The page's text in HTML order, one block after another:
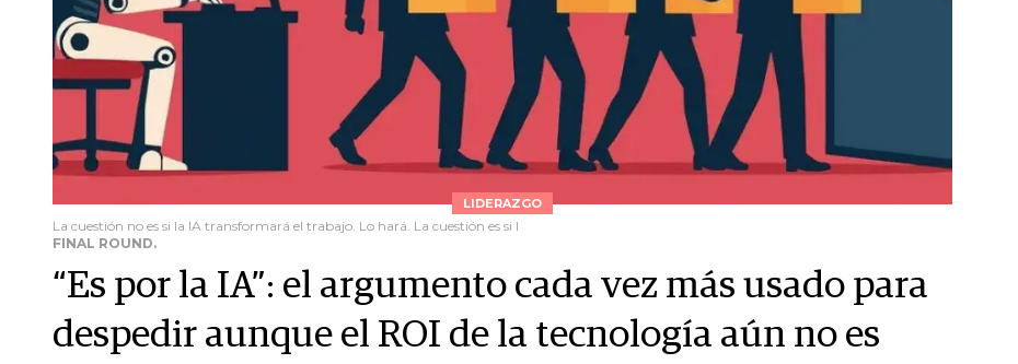
LIDERAZGO
La cuestión no es si la IA transformará el trabajo. Lo hará. La cuestión es si l
FINAL ROUND.
“Es por la IA”: el argumento cada vez más usado para
despedir aunque el ROI de la tecnología aún no es